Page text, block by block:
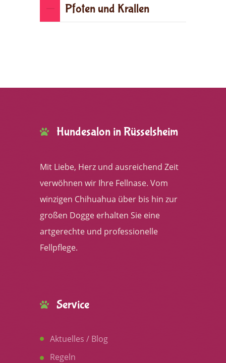
Pfoten und Krallen
Hundesalon in Rüsselsheim
Mit Liebe, Herz und ausreichend Zeit
verwöhnen wir Ihre Fellnase. Vom
winzigen Chihuahua über bis hin zur
großen Dogge erhalten Sie eine
artgerechte und professionelle
Fellpflege.
Service
Aktuelles / Blog
Regeln